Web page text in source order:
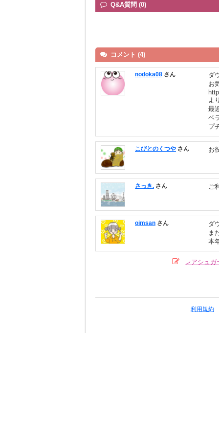
Q&A質問 (0)
コメント (4)
nodoka08 さん
ダ
お
よ
最
ベ
プ
こびとのくつや さん お
さっき. さん ご
oimsan さん
ダ
ま
本
レアシュ
利用規約